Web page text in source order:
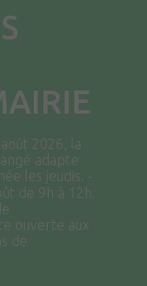
2026, la
adapte
les jeudis. -
de 9h à 12h.
ouverte aux
de